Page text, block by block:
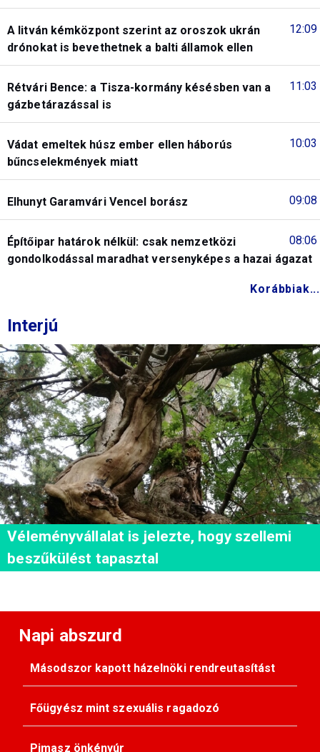
12:09
A litván kémközpont szerint az oroszok ukrán
drónokat is bevethetnek a balti államok ellen
11:03
Rétvári Bence: a Tisza-kormány késésben van a
gázbetárazással is
10:03
Vádat emeltek húsz ember ellen háborús
bűncselekmények miatt
09:08
Elhunyt Garamvári Vencel borász
08:06
Építőipar határok nélkül: csak nemzetközi
gondolkodással maradhat versenyképes a hazai ágazat
Korábbiak...
Interjú
Véleményvállalat is jelezte, hogy szellemi
beszűkülést tapasztal
Napi abszurd
Másodszor kapott házelnöki rendreutasítást
Főügyész mint szexuális ragadozó
Pimasz önkényúr